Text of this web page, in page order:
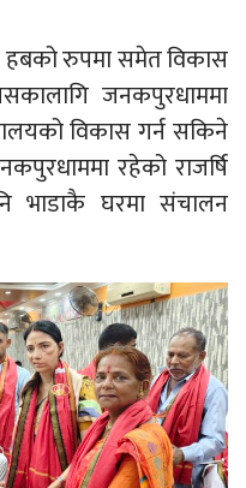
रुपमा समेत विकास
जनकपुरधाममा
विकास गर्न सकिने
रहेको राजर्षि
भाडाकै घरमा संचालन